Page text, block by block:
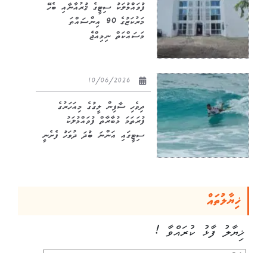
ފުވައްމުލަކު ސިޓީގެ ޤުރުއާނާއި ބެހޭ
މަރުކަޒުގެ 90 އިންސައްތަ
މަސައްކަތް ނިމިއްޖެ
ދިވެހި ސާފިން ލީގުގެ މިއަހަރުގެ
ފުރަތަމަ މުބާރާތް ފުވައްމުލަކު
ސިޓީގައި އަންނަ ބުދަ ދުވަހު ފެށެނީ
ޚިޔާލުތައް
ޚިޔާލު ފާޅު ކުރައްވާ !